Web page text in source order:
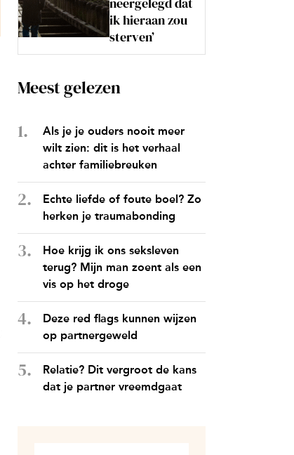
ik hieraan zou
sterven’
Meest gelezen
Als je je ouders nooit meer
wilt zien: dit is het verhaal
achter familiebreuken
Echte liefde of foute boel? Zo
herken je traumabonding
Hoe krijg ik ons seksleven
terug? Mijn man zoent als een
vis op het droge
Deze red flags kunnen wijzen
op partnergeweld
Relatie? Dit vergroot de kans
dat je partner vreemdgaat